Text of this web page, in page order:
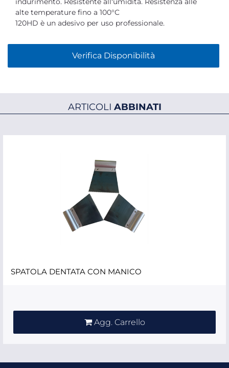
alte temperature fino a 100°C
120HD è un adesivo per uso professionale.
Verifica Disponibilità
ARTICOLI ABBINATI
SPATOLA DENTATA CON MANICO
Agg. Carrello